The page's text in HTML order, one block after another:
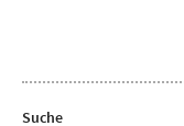
Suche